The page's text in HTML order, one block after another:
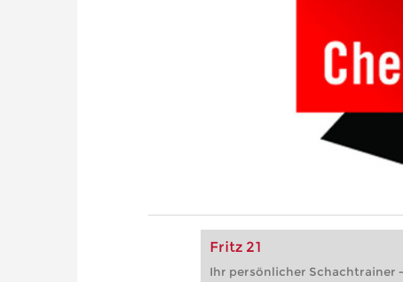
Fritz 21
Ihr persönlicher Schachtrainer